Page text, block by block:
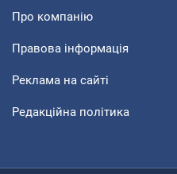
Про компанію
Правова інформація
Реклама на сайті
Редакційна політика